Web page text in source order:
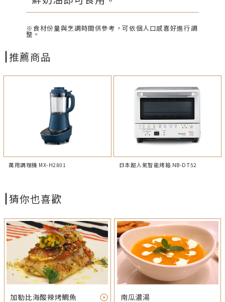
※食材份量與烹調時間供參考，可依個人口感喜好進行調
整。
推薦商品
萬用調理機 MX-H2801 日本超人氣智能烤箱 NB-DT52
猜你也喜歡
加勒比海酸辣烤鯛魚 南瓜濃湯